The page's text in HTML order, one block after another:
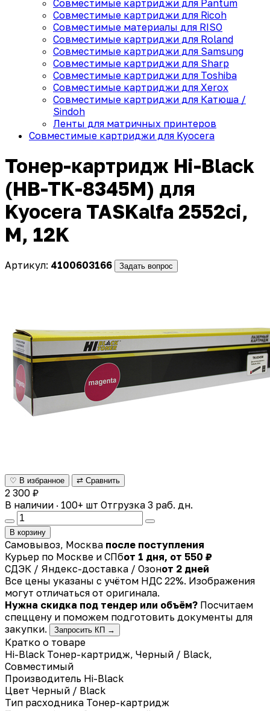
Совместимые картриджи для Pantum
Совместимые картриджи для Ricoh
Совместимые материалы для RISO
Совместимые картриджи для Roland
Совместимые картриджи для Samsung
Совместимые картриджи для Sharp
Совместимые картриджи для Toshiba
Совместимые картриджи для Xerox
Совместимые картриджи для Катюша /
Sindoh
Ленты для матричных принтеров
Совместимые картриджи для Kyocera
Тонер-картридж Hi-Black
(HB-TK-8345M) для
Kyocera TASKalfa 2552ci,
M, 12K
Артикул: 4100603166 Задать вопрос
♡ В избранное ⇄ Сравнить
2 300 ₽
В наличии · 100+ шт Отгрузка 3 раб. дн.
В корзину
Самовывоз, Москва после поступления
Курьер по Москве и СПбот 1 дня, от 550 ₽
СДЭК / Яндекс-доставка / Озонот 2 дней
Все цены указаны с учётом НДС 22%. Изображения
могут отличаться от оригинала.
Нужна скидка под тендер или объём? Посчитаем
спеццену и поможем подготовить документы для
закупки.
Запросить КП →
Кратко о товаре
Hi-Black Тонер-картридж, Черный / Black,
Совместимый
Производитель Hi-Black
Цвет Черный / Black
Тип расходника Тонер-картридж